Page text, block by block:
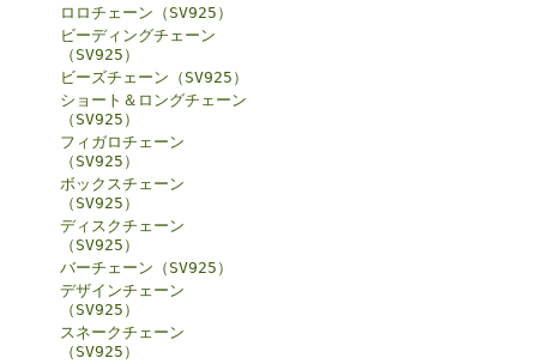
ロロチェーン（SV925）
ビーディングチェーン
（SV925）
ビーズチェーン（SV925）
ショート＆ロングチェーン
（SV925）
フィガロチェーン
（SV925）
ボックスチェーン
（SV925）
ディスクチェーン
（SV925）
バーチェーン（SV925）
デザインチェーン
（SV925）
スネークチェーン
（SV925）